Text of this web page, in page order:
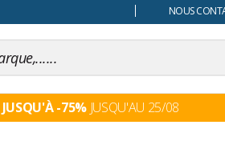
NOUS
JUSQU'À -75%JUSQU'AU 25/08